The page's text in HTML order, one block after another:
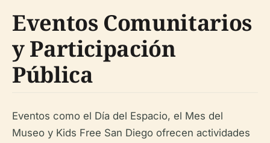
Eventos Comunitarios
y Participación
Pública
Eventos como el Día del Espacio, el Mes del
Museo y Kids Free San Diego ofrecen actividades